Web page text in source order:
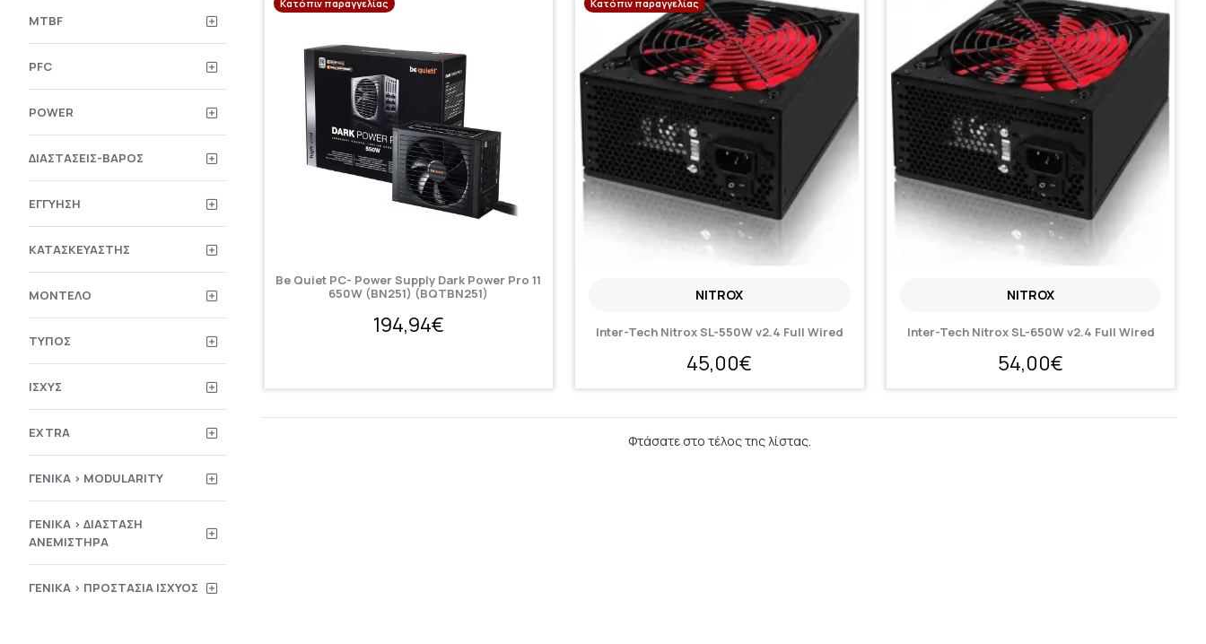
MTBF
PFC
POWER
ΔΙΑΣΤΆΣΕΙΣ-ΒΆΡΟΣ
ΕΓΓΎΗΣΗ
ΚΑΤΑΣΚΕΥΑΣΤΉΣ
ΜΟΝΤΈΛΟ
ΤΎΠΟΣ
ΙΣΧΎΣ
EXTRA
ΓΕΝΙΚΆ > MODULARITY
ΓΕΝΙΚΆ > ΔΙΆΣΤΑΣΗ
ΑΝΕΜΙΣΤΉΡΑ
ΓΕΝΙΚΆ > ΠΡΟΣΤΑΣΊΑ ΙΣΧΎΟΣ
Κατόπιν παραγγελίας
Be Quiet PC- Power Supply Dark Power Pro 11
650W (BN251) (BQTBN251)
194,94€
Κατόπιν παραγγελίας
NITROX
Inter-Tech Nitrox SL-550W v2.4 Full Wired
45,00€
NITROX
Inter-Tech Nitrox SL-650W v2.4 Full Wired
54,00€
Φτάσατε στο τέλος της λίστας.